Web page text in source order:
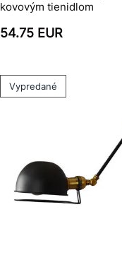
kovovým tienidlom
54.75 EUR
Vypredané